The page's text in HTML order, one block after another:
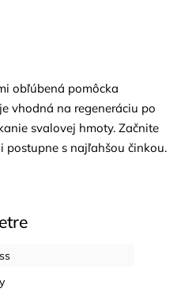
obľúbená pomôcka
vhodná na regeneráciu po
svalovej hmoty. Začnite
postupne s najľahšou činkou.